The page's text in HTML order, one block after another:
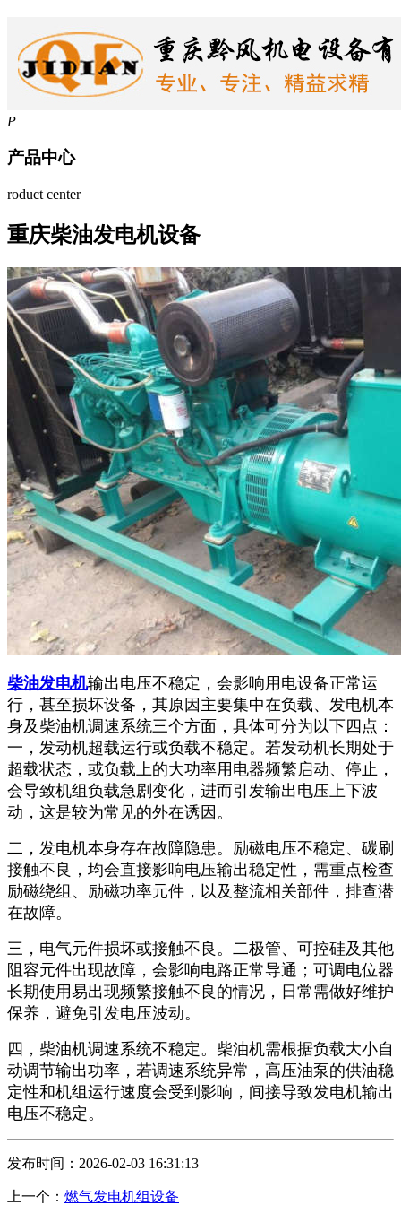
P
产品中心
roduct center
重庆柴油发电机设备
柴油发电机输出电压不稳定，会影响用电设备正常运
行，甚至损坏设备，其原因主要集中在负载、发电机本
身及柴油机调速系统三个方面，具体可分为以下四点：
一，发动机超载运行或负载不稳定。若发动机长期处于
超载状态，或负载上的大功率用电器频繁启动、停止，
会导致机组负载急剧变化，进而引发输出电压上下波
动，这是较为常见的外在诱因。
二，发电机本身存在故障隐患。励磁电压不稳定、碳刷
接触不良，均会直接影响电压输出稳定性，需重点检查
励磁绕组、励磁功率元件，以及整流相关部件，排查潜
在故障。
三，电气元件损坏或接触不良。二极管、可控硅及其他
阻容元件出现故障，会影响电路正常导通；可调电位器
长期使用易出现频繁接触不良的情况，日常需做好维护
保养，避免引发电压波动。
四，柴油机调速系统不稳定。柴油机需根据负载大小自
动调节输出功率，若调速系统异常，高压油泵的供油稳
定性和机组运行速度会受到影响，间接导致发电机输出
电压不稳定。
发布时间：2026-02-03 16:31:13
上一个： 燃气发电机组设备